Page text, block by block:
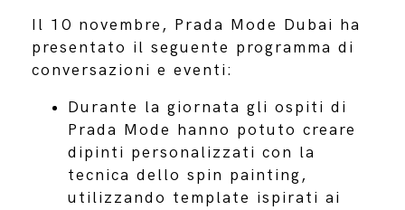
Il 10 novembre, Prada Mode Dubai ha
presentato il seguente programma di
conversazioni e eventi:
Durante la giornata gli ospiti di
Prada Mode hanno potuto creare
dipinti personalizzati con la
tecnica dello spin painting,
utilizzando template ispirati ai